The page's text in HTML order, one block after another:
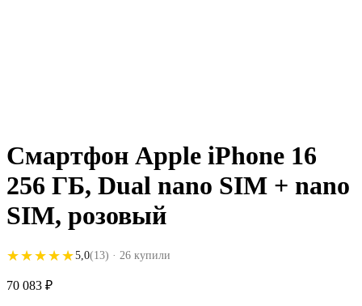
Смартфон Apple iPhone 16
256 ГБ, Dual nano SIM + nano
SIM, розовый
★★★★★
★★★★★5,0(13) · 26 купили
70 083 ₽